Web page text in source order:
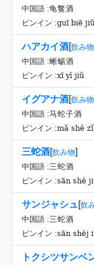
中国語 :龟鳖酒
ピンイン :guī biē jiǔ
ハアカイ酒[飲み物
中国語 :蜥蜴酒
ピンイン :xī yì jiǔ
イグアナ酒[飲み物
中国語 :马蛇子酒
ピンイン :mǎ shé
三蛇酒[飲み物]
中国語 :三蛇酒
ピンイン :sān shé
サンジャシュ[飲
中国語 :三蛇酒
ピンイン :sān shéj
トクシツサンベ